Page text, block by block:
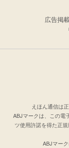
広告掲
えほん通信は
ABJマークは、この電
ツ使用許諾を得た正
ABJマー